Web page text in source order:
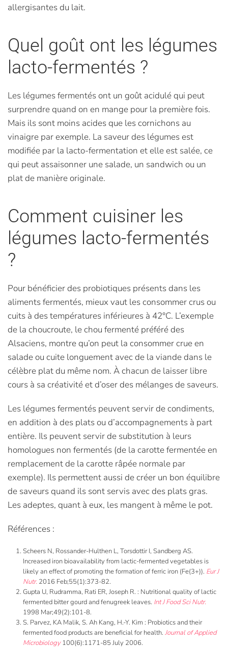
allergisantes du lait.
Quel goût ont les légumes
lacto-fermentés ?
Les légumes fermentés ont un goût acidulé qui peut
surprendre quand on en mange pour la première fois.
Mais ils sont moins acides que les cornichons au
vinaigre par exemple. La saveur des légumes est
modifiée par la lacto-fermentation et elle est salée, ce
qui peut assaisonner une salade, un sandwich ou un
plat de manière originale.
Comment cuisiner les
légumes lacto-fermentés
?
Pour bénéficier des probiotiques présents dans les
aliments fermentés, mieux vaut les consommer crus ou
cuits à des températures inférieures à 42°C. L’exemple
de la choucroute, le chou fermenté préféré des
Alsaciens, montre qu’on peut la consommer crue en
salade ou cuite longuement avec de la viande dans le
célèbre plat du même nom. À chacun de laisser libre
cours à sa créativité et d’oser des mélanges de saveurs.
Les légumes fermentés peuvent servir de condiments,
en addition à des plats ou d’accompagnements à part
entière. Ils peuvent servir de substitution à leurs
homologues non fermentés (de la carotte fermentée en
remplacement de la carotte râpée normale par
exemple). Ils permettent aussi de créer un bon équilibre
de saveurs quand ils sont servis avec des plats gras.
Les adeptes, quant à eux, les mangent à même le pot.
Références :
Scheers N, Rossander-Hulthen L, Torsdottir I, Sandberg AS.
Increased iron bioavailability from lactic-fermented vegetables is
likely an effect of promoting the formation of ferric iron (Fe(3+)). Eur J
Nutr. 2016 Feb;55(1):373-82.
Gupta U, Rudramma, Rati ER, Joseph R. : Nutritional quality of lactic
fermented bitter gourd and fenugreek leaves. Int J Food Sci Nutr.
1998 Mar;49(2):101-8.
S. Parvez, KA Malik, S. Ah Kang, H.-Y. Kim : Probiotics and their
fermented food products are beneficial for health. Journal of Applied
Microbiology100(6):1171-85 July 2006.